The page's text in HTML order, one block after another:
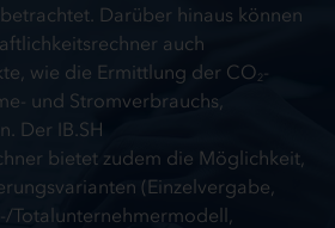
Darüber hinaus können
auch
wie die Ermittlung der CO2-
und Stromverbrauchs,
Der IB.SH
bietet zudem die Möglichkeit,
(Einzelvergabe,
Totalunternehmermodell,